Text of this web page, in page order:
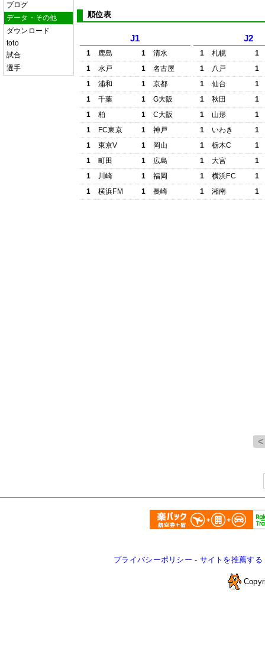
ブログ
データ・その他
ダウンロード
toto
試合
選手
順位表
J1
1 鹿島 1
清水
1
水戸 1
名古屋
1
浦和 1
京都
1
千葉 1
G大阪
1
柏 1
C大阪
1
FC東京 1
神戸
1
東京V 1
岡山
1
町田 1
広島
1
川崎 1
福岡
1
横浜FM 1 長崎
J2
1 札幌
1
1
八戸
1
1
仙台
1
1
秋田
1
1
山形
1
1
いわき
1
1
栃木C
1
1
大宮
1
1
横浜FC
1
1
湘南 1
プライバシーポリシー - サイトを推薦する